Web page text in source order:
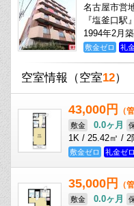
名古屋市営
『塩釜口駅
1994年2月
敷金ゼロ 礼
空室情報 （空室12）
43,000円 （
敷金 0.0ヶ月
1K / 25.42㎡ / 2
敷金ゼロ 礼金ゼロ
35,000円 （
敷金 0.0ヶ月